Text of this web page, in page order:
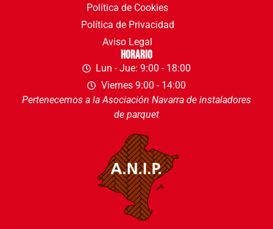
Política de Cookies
Política de Privacidad
Aviso Legal
Horario
Lun - Jue: 9:00 - 18:00
Viernes 9:00 - 14:00
Pertenecemos a la Asociación Navarra de instaladores
de parquet